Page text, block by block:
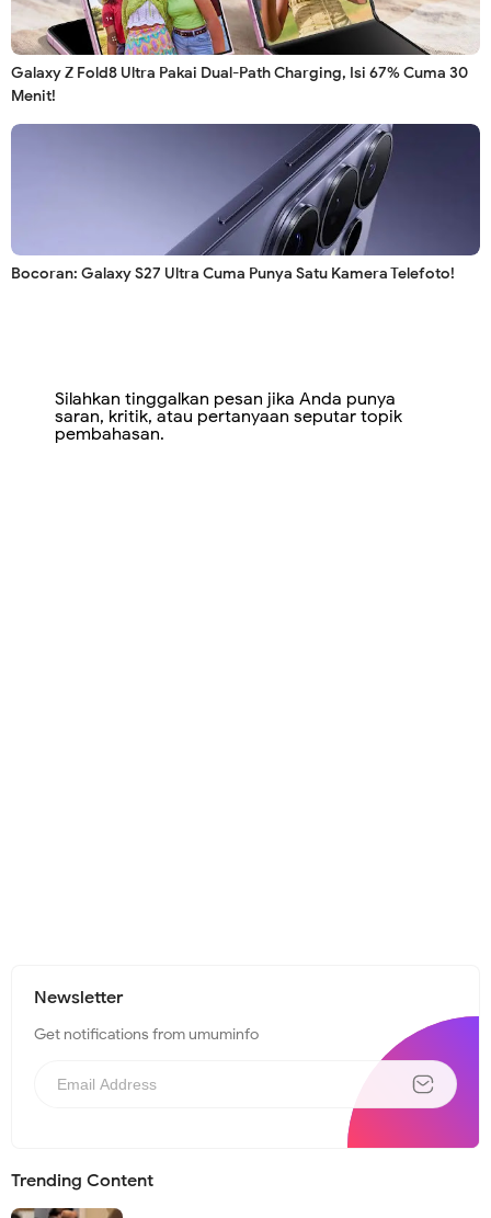
Galaxy Z Fold8 Ultra Pakai Dual-Path Charging, Isi 67% Cuma 30
Menit!
Bocoran: Galaxy S27 Ultra Cuma Punya Satu Kamera Telefoto!
Silahkan tinggalkan pesan jika Anda punya
saran, kritik, atau pertanyaan seputar topik
pembahasan.
Newsletter
Get notifications from umuminfo
Trending Content